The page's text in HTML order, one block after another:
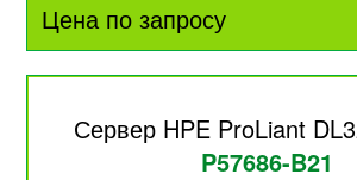
Цена по запросу
Сервер HPE ProLiant
P57686-B21